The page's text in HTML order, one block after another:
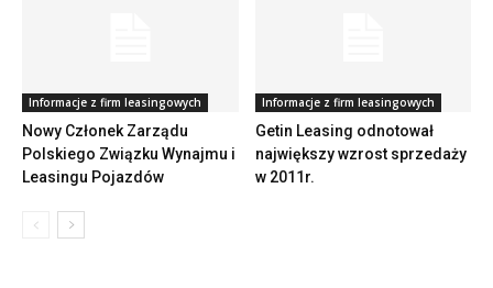
Informacje z firm leasingowych
Nowy Członek Zarządu
Polskiego Związku Wynajmu i
Leasingu Pojazdów
Informacje z firm leasingowych
Getin Leasing odnotował
największy wzrost sprzedaży
w 2011r.